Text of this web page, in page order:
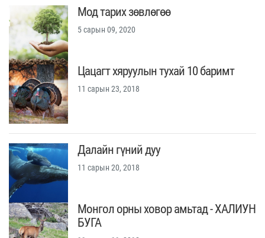
Мод тарих зөвлөгөө
5 сарын 09, 2020
Цацагт хяруулын тухай 10 баримт
11 сарын 23, 2018
Далайн гүний дуу
11 сарын 20, 2018
Монгол орны ховор амьтад - ХАЛИУН
БУГА